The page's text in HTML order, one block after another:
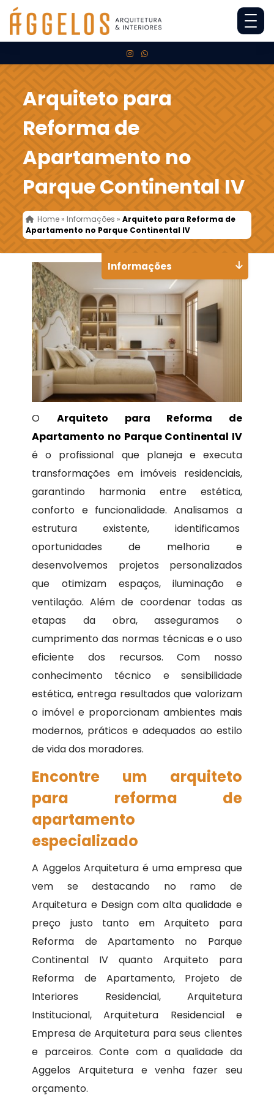
Arquiteto para
Reforma de
Apartamento no
Parque Continental IV
Home » Informações »Arquiteto para Reforma de
Apartamento no Parque Continental IV
O Arquiteto para Reforma de
Apartamento no Parque Continental IV
é o profissional que planeja e executa
transformações em imóveis residenciais,
garantindo harmonia entre estética,
conforto e funcionalidade. Analisamos a
estrutura existente, identificamos
oportunidades de melhoria e
desenvolvemos projetos personalizados
que otimizam espaços, iluminação e
ventilação. Além de coordenar todas as
etapas da obra, asseguramos o
cumprimento das normas técnicas e o uso
eficiente dos recursos. Com nosso
conhecimento técnico e sensibilidade
estética, entrega resultados que valorizam
o imóvel e proporcionam ambientes mais
modernos, práticos e adequados ao estilo
de vida dos moradores.
Encontre um arquiteto
para reforma de
apartamento
especializado
A Aggelos Arquitetura é uma empresa que
vem se destacando no ramo de
Arquitetura e Design com alta qualidade e
preço justo tanto em Arquiteto para
Reforma de Apartamento no Parque
Continental IV quanto Arquiteto para
Reforma de Apartamento, Projeto de
Interiores Residencial, Arquitetura
Institucional, Arquitetura Residencial e
Empresa de Arquitetura para seus clientes
e parceiros. Conte com a qualidade da
Aggelos Arquitetura e venha fazer seu
orçamento.
Informações